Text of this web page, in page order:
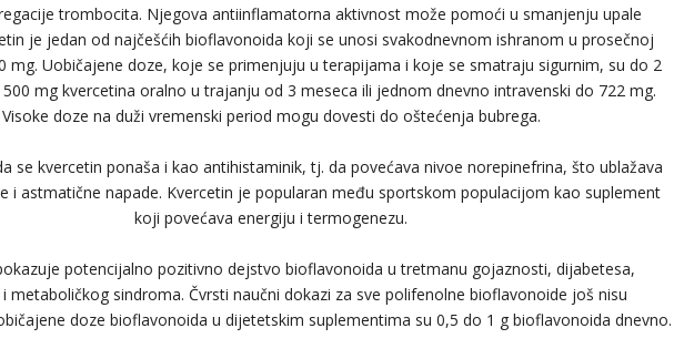
trombocita. Njegova antiinflamatorna aktivnost može pomoći u smanjenju upale
je jedan od najčešćih bioflavonoida koji se unosi svakodnevnom ishranom u prosečnoj
mg. Uobičajene doze, koje se primenjuju u terapijama i koje se smatraju sigurnim, su do 2
mg kvercetina oralno u trajanju od 3 meseca ili jednom dnevno intravenski do 722 mg.
Visoke doze na duži vremenski period mogu dovesti do oštećenja bubrega.
se kvercetin ponaša i kao antihistaminik, tj. da povećava nivoe norepinefrina, što ublažava
i astmatične napade. Kvercetin je popularan među sportskom populacijom kao suplement
koji povećava energiju i termogenezu.
potencijalno pozitivno dejstvo bioflavonoida u tretmanu gojaznosti, dijabetesa,
metaboličkog sindroma. Čvrsti naučni dokazi za sve polifenolne bioflavonoide još nisu
doze bioflavonoida u dijetetskim suplementima su 0,5 do 1 g bioflavonoida dnevno.